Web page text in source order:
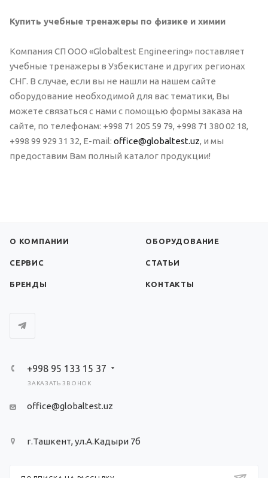
Купить учебные тренажеры по физике и химии
Компания СП ООО «Globaltest Engineering» поставляет
учебные тренажеры в Узбекистане и других регионах
СНГ. В случае, если вы не нашли на нашем сайте
оборудование необходимой для вас тематики, Вы
можете связаться с нами с помощью формы заказа на
сайте, по телефонам: +998 71 205 59 79, +998 71 380 02 18,
+998 99 929 31 32, E-mail: office@globaltest.uz, и мы
предоставим Вам полный каталог продукции!
О КОМПАНИИ ОБОРУДОВАНИЕ
СЕРВИС СТАТЬИ
БРЕНДЫ КОНТАКТЫ
+998 95 133 15 37
ЗАКАЗАТЬ ЗВОНОК
office@globaltest.uz
г.Ташкент, ул.А.Кадыри 7б